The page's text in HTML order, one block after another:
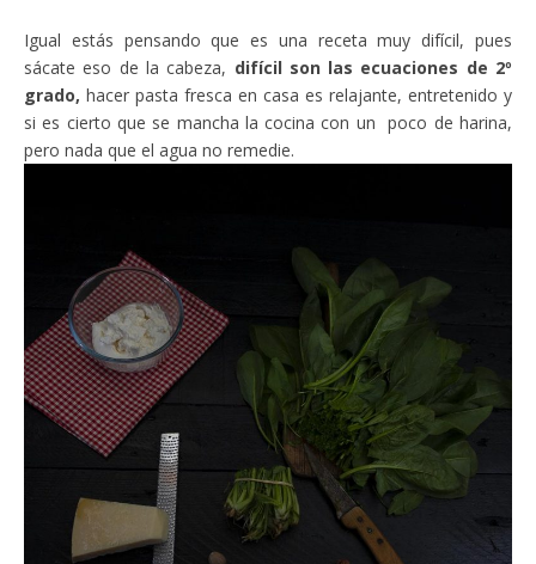
Igual estás pensando que es una receta muy difícil, pues
sácate eso de la cabeza, difícil son las ecuaciones de 2º
grado, hacer pasta fresca en casa es relajante, entretenido y
si es cierto que se mancha la cocina con un poco de harina,
pero nada que el agua no remedie.